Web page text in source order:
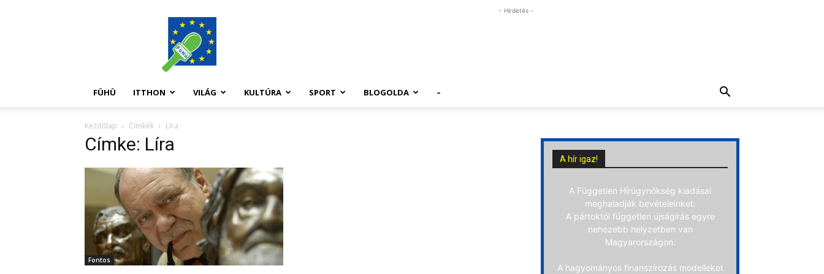
FüHü
- Hirdetés -
FÜHÜ ITTHON VILÁG KULTÚRA SPORT BLOGOLDA –
Kezdőlap Címkék Líra
Címke: Líra
Fontos
A hír igaz!
A Független Hírügynökség kiadásai
meghaladják bevételeinket.
A pártoktól független újságírás egyre
nehezebb helyzetben van
Magyarországon.
A hagyományos finanszírozás modelleket